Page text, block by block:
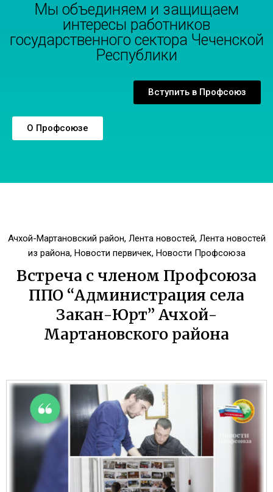
Мы объединяем и защищаем
интересы работников
государственного сектора Чеченской
Республики
Вступить в Профсоюз
О Профсоюзе
Ачхой-Мартановский район, Лента новостей, Лента новостей
из района, Новости первичек, Новости Профсоюза
Встреча с членом Профсоюза
ППО “Администрация села
Закан-Юрт” Ачхой-
Мартановского района